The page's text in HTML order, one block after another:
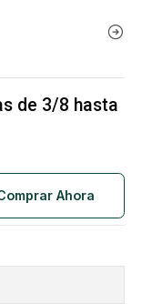
de 3/8 hasta
Ahora